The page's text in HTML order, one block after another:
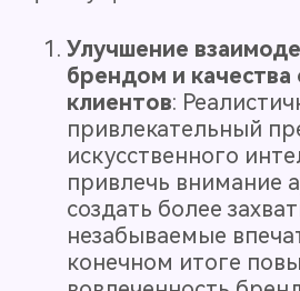
Улучшение
брендом и качества
клиентов:
привлекательный
искусственного
привлечь внимание
создать более
незабываемые
конечном итоге